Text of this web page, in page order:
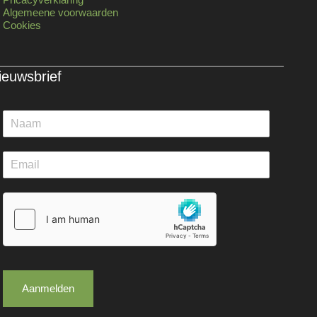
Algemeene voorwaarden
Cookies
Aanmelden